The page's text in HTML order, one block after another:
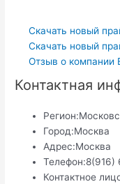
Скачать новый
Скачать новый
Отзыв о компании
Контактная
Регион:
Город:Москва
Адрес:Москва
Телефон:8(916)
Контактное